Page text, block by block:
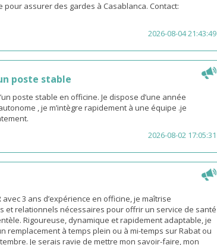
assurer des gardes à Casablanca. Contact:
2026-08-04 21:43:49
poste stable
poste stable en officine. Je dispose d’une année
, je m’intègre rapidement à une équipe .je
2026-08-02 17:05:31
3 ans d’expérience en officine, je maîtrise
et relationnels nécessaires pour offrir un service de santé
Rigoureuse, dynamique et rapidement adaptable, je
remplacement à temps plein ou à mi-temps sur Rabat ou
Je serais ravie de mettre mon savoir-faire, mon